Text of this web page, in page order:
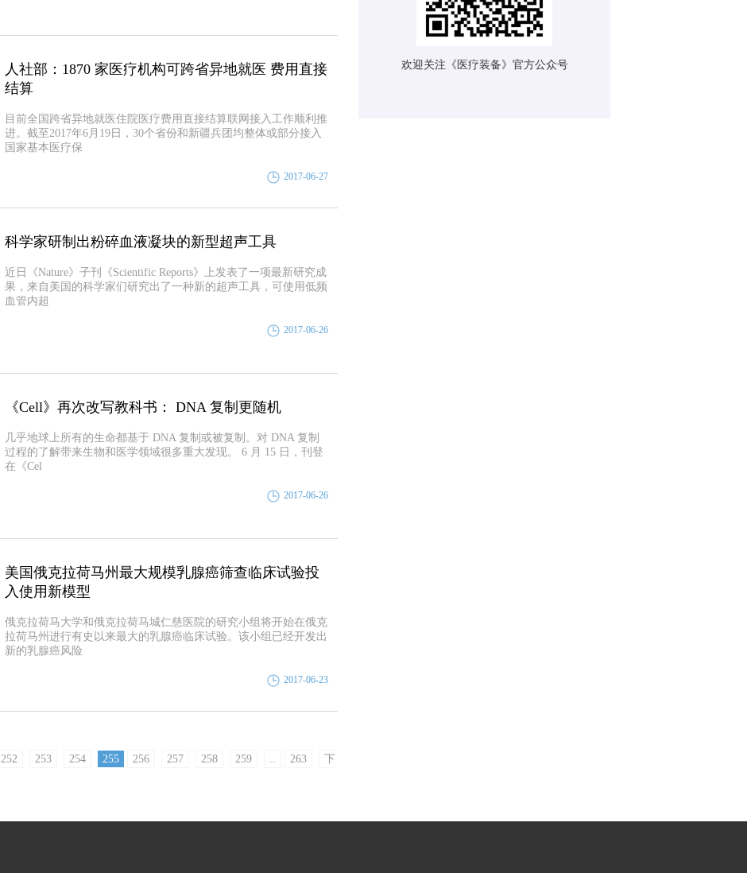
人社部：1870 家医疗机构可跨省异地就医 费用直接
结算
目前全国跨省异地就医住院医疗费用直接结算联网接入工作顺利推
进。截至2017年6月19日，30个省份和新疆兵团均整体或部分接入
国家基本医疗保
2017-06-27
科学家研制出粉碎血液凝块的新型超声工具
近日《Nature》子刊《Scientific Reports》上发表了一项最新研究成
果，来自美国的科学家们研究出了一种新的超声工具，可使用低频
血管内超
2017-06-26
《Cell》再次改写教科书： DNA 复制更随机
几乎地球上所有的生命都基于 DNA 复制或被复制。对 DNA 复制
过程的了解带来生物和医学领域很多重大发现。 6 月 15 日，刊登
在《Cel
2017-06-26
美国俄克拉荷马州最大规模乳腺癌筛查临床试验投
入使用新模型
俄克拉荷马大学和俄克拉荷马城仁慈医院的研究小组将开始在俄克
拉荷马州进行有史以来最大的乳腺癌临床试验。该小组已经开发出
新的乳腺癌风险
2017-06-23
252 253 254 255 256 257 258 259 .. 263
下
欢迎关注《医疗装备》官方公众号